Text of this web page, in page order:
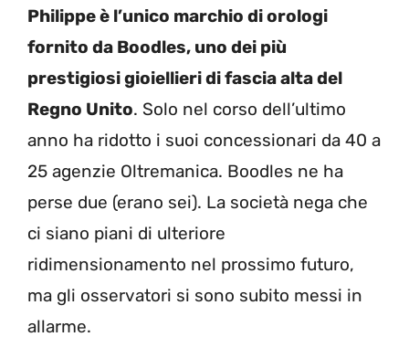
Philippe è l’unico marchio di orologi
fornito da Boodles, uno dei più
prestigiosi gioiellieri di fascia alta del
Regno Unito. Solo nel corso dell’ultimo
anno ha ridotto i suoi concessionari da 40 a
25 agenzie Oltremanica. Boodles ne ha
perse due (erano sei). La società nega che
ci siano piani di ulteriore
ridimensionamento nel prossimo futuro,
ma gli osservatori si sono subito messi in
allarme.